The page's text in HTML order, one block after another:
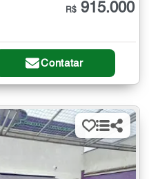
R$ 915.000
Contatar